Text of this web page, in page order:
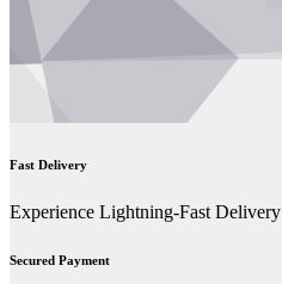
Fast Delivery
Experience Lightning-Fast Delivery
Secured Payment